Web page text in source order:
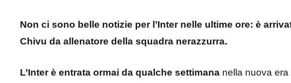
Non ci sono belle notizie per l’Inter nelle ultime ore: è
Chivu da allenatore della squadra nerazzurra.
L’Inter è entrata ormai da qualche settimana nella nuova